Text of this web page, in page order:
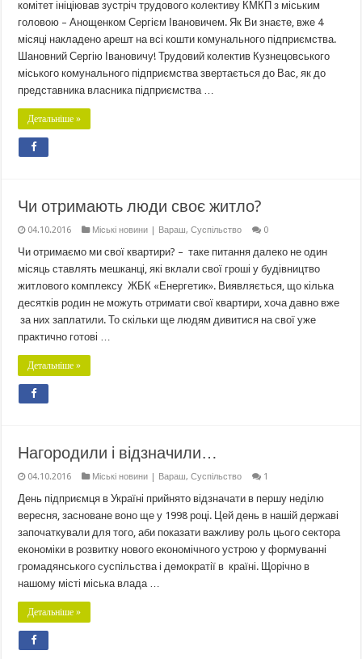
комітет ініціював зустріч трудового колективу КМКП з міським
головою – Анощенком Сергієм Івановичем. Як Ви знаєте, вже 4
місяці накладено арешт на всі кошти комунального підприємства.
Шановний Сергію Івановичу! Трудовий колектив Кузнецовського
міського комунального підприємства звертається до Вас, як до
представника власника підприємства …
Детальніше »
Чи отримають люди своє житло?
04.10.2016 Міські новини | Вараш,Суспільство 0
Чи отримаємо ми свої квартири? – таке питання далеко не один
місяць ставлять мешканці, які вклали свої гроші у будівництво
житлового комплексу ЖБК «Енергетик». Виявляється, що кілька
десятків родин не можуть отримати свої квартири, хоча давно вже
за них заплатили. То скільки ще людям дивитися на свої уже
практично готові …
Детальніше »
Нагородили і відзначили…
04.10.2016 Міські новини | Вараш,Суспільство 1
День підприємця в Україні прийнято відзначати в першу неділю
вересня, засноване воно ще у 1998 році. Цей день в нашій державі
започаткували для того, аби показати важливу роль цього сектора
економіки в розвитку нового економічного устрою у формуванні
громадянського суспільства і демократії в країні. Щорічно в
нашому місті міська влада …
Детальніше »